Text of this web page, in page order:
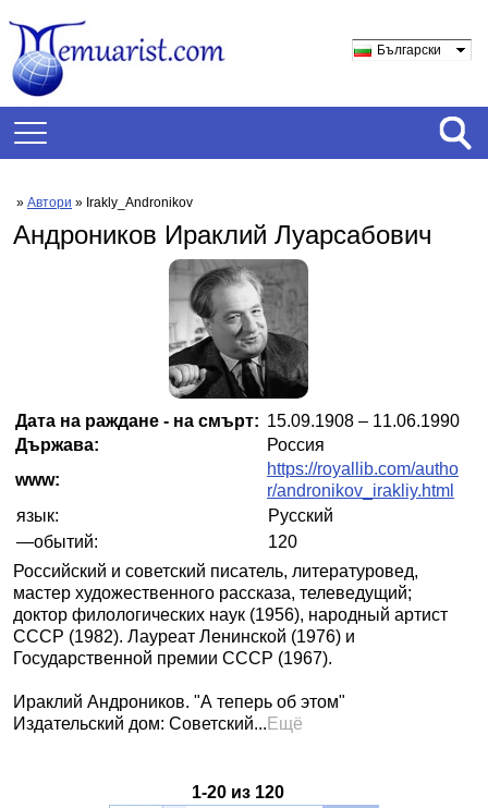
Български
» Автори » Irakly_Andronikov
Андроников Ираклий Луарсабович
Дата на раждане - на смърт: 15.09.1908 – 11.06.1990
Държава:
Россия
www:
https://royallib.com/autho
r/andronikov_irakliy.html
язык:
Русский
—обытий:
120
Российский и советский писатель, литературовед,
мастер художественного рассказа, телеведущий;
доктор филологических наук (1956), народный артист
СССР (1982). Лауреат Ленинской (1976) и
Государственной премии СССР (1967).
Ираклий Андроников. "А теперь об этом"
Издательский дом: Советский... Ещё
1-20 из 120